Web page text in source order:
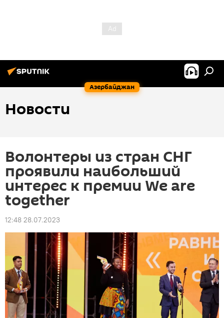
Азербайджан
Новости
Волонтеры из стран СНГ
проявили наибольший
интерес к премии We are
together
12:48 28.07.2023